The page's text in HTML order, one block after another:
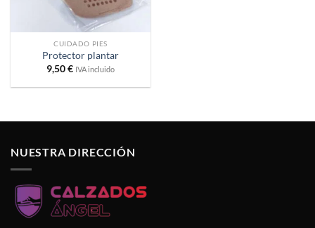
CUIDADO PIES
Protector plantar
9,50€ IVA incluido
NUESTRA DIRECCIÓN